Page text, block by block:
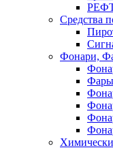
Средства
Фонари,
Фары